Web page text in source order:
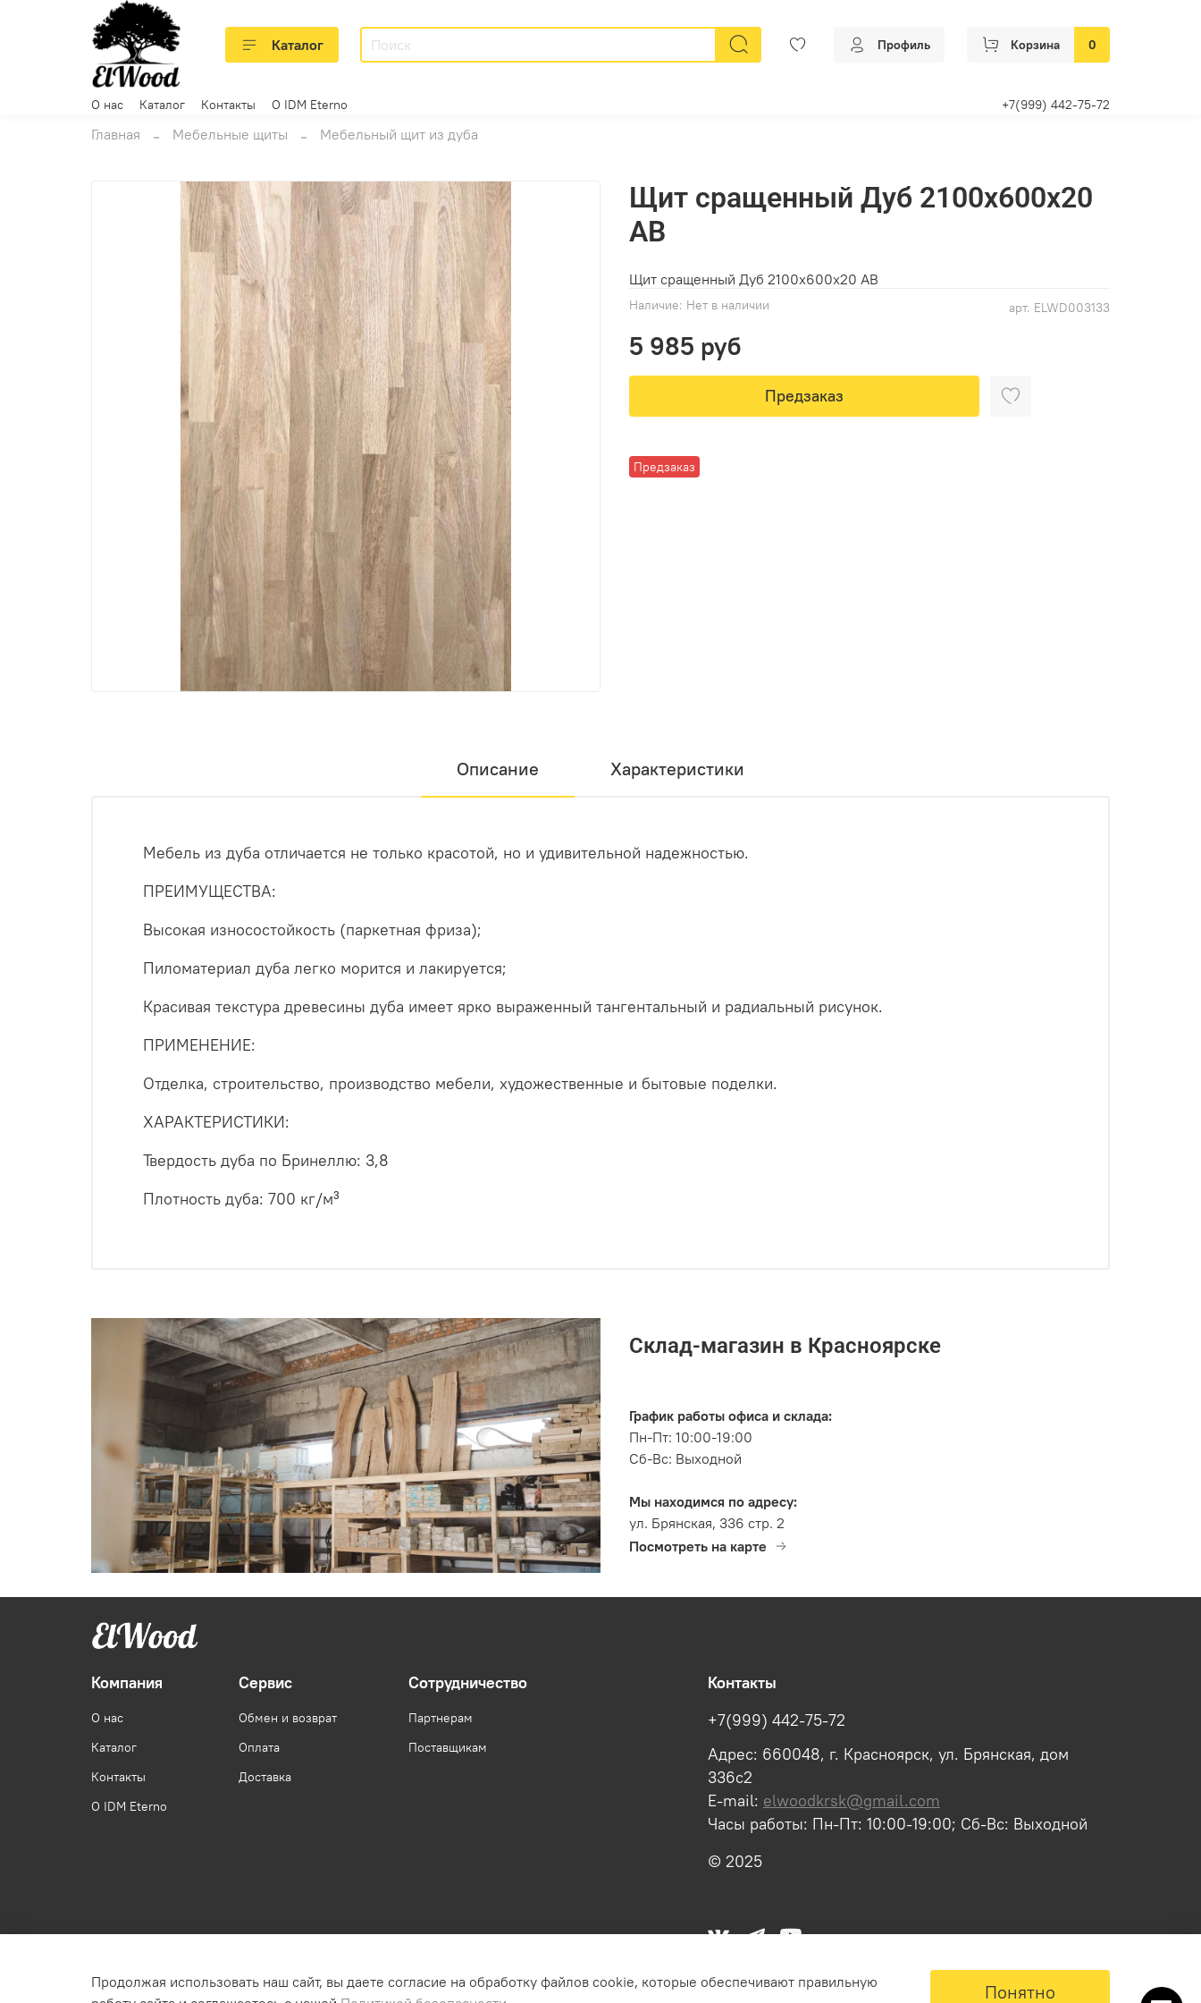
Каталог Профиль Корзина 0
О нас Каталог Контакты О IDM Eterno +7(999) 442-75-72
Главная Мебельные щиты Мебельный щит из дуба
арт. ELWD003133
Наличие: Нет в наличии
Предзаказ
Щит сращенный Дуб 2100х600х20
АВ
5 985 руб
Предзаказ
Щит сращенный Дуб 2100х600х20 АВ
Описание Характеристики
Мебель из дуба отличается не только красотой, но и удивительной надежностью.
ПРЕИМУЩЕСТВА:
Высокая износостойкость (паркетная фриза);
Пиломатериал дуба легко морится и лакируется;
Красивая текстура древесины дуба имеет ярко выраженный тангентальный и радиальный рисунок.
ПРИМЕНЕНИЕ:
Отделка, строительство, производство мебели, художественные и бытовые поделки.
ХАРАКТЕРИСТИКИ:
Твердость дуба по Бринеллю: 3,8
Плотность дуба: 700 кг/м³
Склад-магазин в Красноярске
График работы офиса и склада:
Пн-Пт: 10:00-19:00
Сб-Вс: Выходной
Мы находимся по адресу:
ул. Брянская, 336 стр. 2
Посмотреть на карте
Компания
О нас
Каталог
Контакты
О IDM Eterno
Сервис
Обмен и возврат
Оплата
Доставка
Сотрудничество
Партнерам
Поставщикам
Контакты
+7(999) 442-75-72
Адрес: 660048, г. Красноярск, ул. Брянская, дом
336с2
E-mail: elwoodkrsk@gmail.com
Часы работы: Пн-Пт: 10:00-19:00; Сб-Вс: Выходной
© 2025
Раскрытие юридической информации о магазине.
Продолжая использовать наш сайт, вы даете согласие на обработку файлов cookie, которые обеспечивают правильную
Понятно